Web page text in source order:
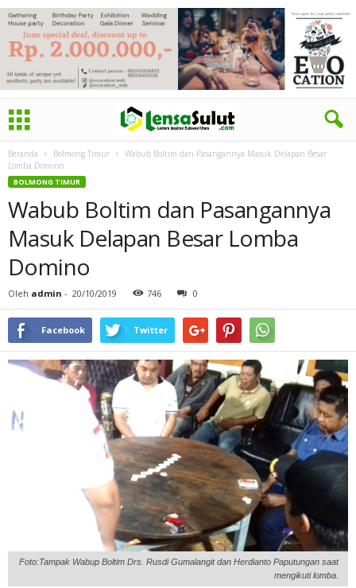
Beranda Bolmong Timur
Wabub Boltim dan Pasangannya Masuk Delapan Besar
Lomba Domino
BOLMONG TIMUR
Wabub Boltim dan Pasangannya
Masuk Delapan Besar Lomba
Domino
Oleh admin - 20/10/2019 746 0
Facebook Twitter
Foto:Tampak Wabup Boltim Drs. Rusdi Gumalangit dan Herdianto Paputungan saat
mengikuti lomba.